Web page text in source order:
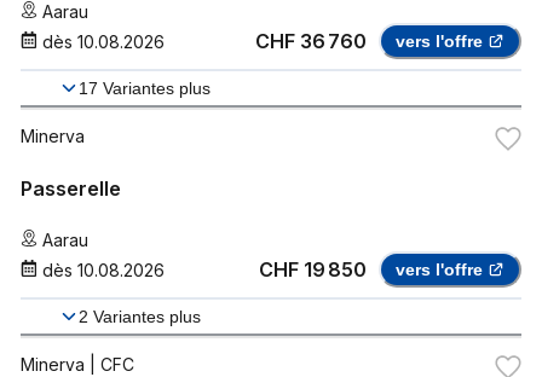
Aarau
dès 10.08.2026 CHF 36 760 vers l'offre
17 Variantes plus
Minerva
Passerelle
Aarau
dès 10.08.2026 CHF 19 850 vers l'offre
2 Variantes plus
Minerva | CFC